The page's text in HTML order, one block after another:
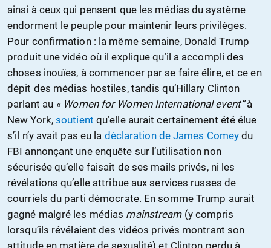
ainsi à ceux qui pensent que les médias du système
endorment le peuple pour maintenir leurs privilèges.
Pour confirmation : la même semaine, Donald Trump
produit une vidéo où il explique qu’il a accompli des
choses inouïes, à commencer par se faire élire, et ce en
dépit des médias hostiles, tandis qu’Hillary Clinton
parlant au « Women for Women International event”à
New York, soutient qu’elle aurait certainement été élue
s’il n’y avait pas eu la déclaration de James Comey du
FBI annonçant une enquête sur l’utilisation non
sécurisée qu’elle faisait de ses mails privés, ni les
révélations qu’elle attribue aux services russes de
courriels du parti démocrate. En somme Trump aurait
gagné malgré les médias mainstream(y compris
lorsqu’ils révélaient des vidéos privés montrant son